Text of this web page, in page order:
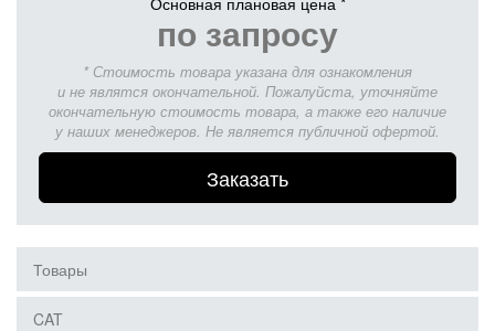
по запросу
* Стоимость товара указана для ознакомления
и не являтся окончательной. Пожалуйста, уточняйте
окончательную стоимость товара, а также его наличие
у наших менеджеров. Не является публичной офертой.
Заказать
Товары
CAT